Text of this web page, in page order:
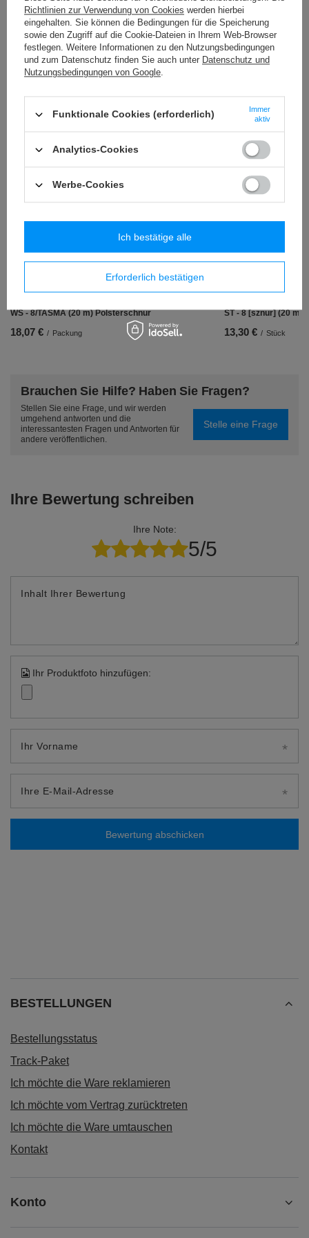
8,84 € / Packung
PA - 18 (25 m) Band mit Pompons
18,65 € / Packung
7,85 € / Packung
WS - 8/TASMA (20 m) Polsterschnur
18,07 € / Packung
ST - 8 [sznur] (20 m)
13,30 € / Stück
Brauchen Sie Hilfe? Haben Sie Fragen?
Stellen Sie eine Frage, und wir werden
umgehend antworten und die
interessantesten Fragen und Antworten für
andere veröffentlichen.
Stelle eine Frage
Ihre Bewertung schreiben
Ihre Note:
5/5
Inhalt Ihrer Bewertung
Ihr Produktfoto hinzufügen:
Ihr Vorname
Ihre E-Mail-Adresse
Bewertung abschicken
BESTELLUNGEN
Bestellungsstatus
Track-Paket
Ich möchte die Ware reklamieren
Ich möchte vom Vertrag zurücktreten
Ich möchte die Ware umtauschen
Kontakt
Konto
Richtlinien zur Verwendung von Cookies werden hierbei
eingehalten. Sie können die Bedingungen für die Speicherung
sowie den Zugriff auf die Cookie-Dateien in Ihrem Web-Browser
festlegen. Weitere Informationen zu den Nutzungsbedingungen
und zum Datenschutz finden Sie auch unter Datenschutz und
Nutzungsbedingungen von Google.
Funktionale Cookies (erforderlich)
Immer
aktiv
Analytics-Cookies
Werbe-Cookies
Erforderlich bestätigen
Ich bestätige alle